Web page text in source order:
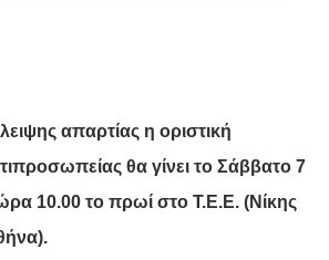
απαρτίας η οριστική
θα γίνει το Σάββατο 7
ώρα 10.00 το πρωί στο Τ.Ε.Ε. (Νίκης